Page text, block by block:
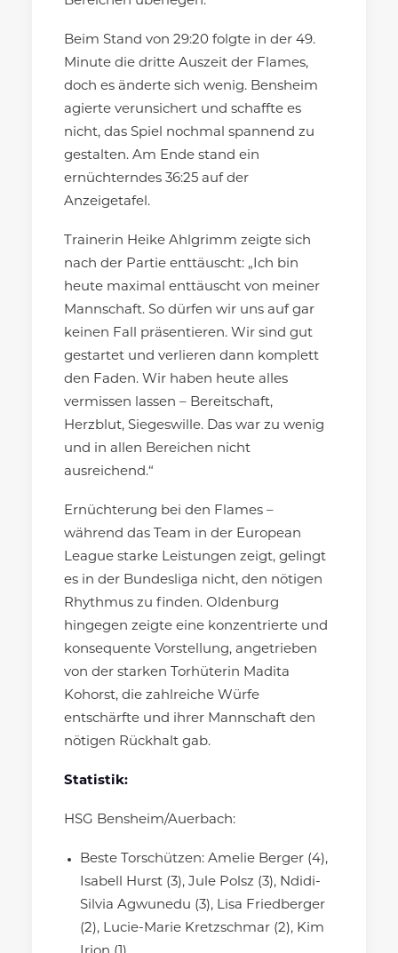
Beim Stand von 29:20 folgte in der 49.
Minute die dritte Auszeit der Flames,
doch es änderte sich wenig. Bensheim
agierte verunsichert und schaffte es
nicht, das Spiel nochmal spannend zu
gestalten. Am Ende stand ein
ernüchterndes 36:25 auf der
Anzeigetafel.
Trainerin Heike Ahlgrimm zeigte sich
nach der Partie enttäuscht: „Ich bin
heute maximal enttäuscht von meiner
Mannschaft. So dürfen wir uns auf gar
keinen Fall präsentieren. Wir sind gut
gestartet und verlieren dann komplett
den Faden. Wir haben heute alles
vermissen lassen – Bereitschaft,
Herzblut, Siegeswille. Das war zu wenig
und in allen Bereichen nicht
ausreichend.“
Ernüchterung bei den Flames –
während das Team in der European
League starke Leistungen zeigt, gelingt
es in der Bundesliga nicht, den nötigen
Rhythmus zu finden. Oldenburg
hingegen zeigte eine konzentrierte und
konsequente Vorstellung, angetrieben
von der starken Torhüterin Madita
Kohorst, die zahlreiche Würfe
entschärfte und ihrer Mannschaft den
nötigen Rückhalt gab.
Statistik:
HSG Bensheim/Auerbach:
Beste Torschützen: Amelie Berger (4),
Isabell Hurst (3), Jule Polsz (3), Ndidi-
Silvia Agwunedu (3), Lisa Friedberger
(2), Lucie-Marie Kretzschmar (2), Kim